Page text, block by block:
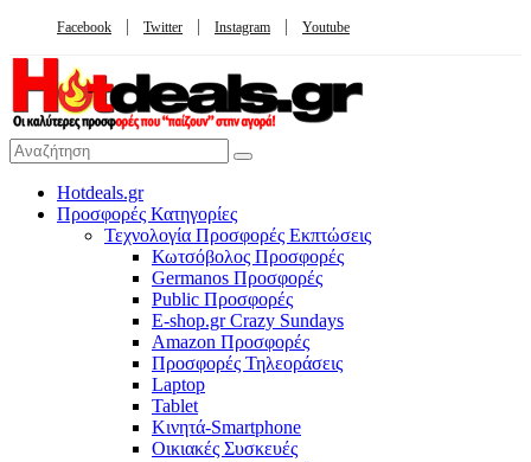
Facebook Twitter Instagram Youtube
Hotdeals.gr
Προσφορές Κατηγορίες
Τεχνολογία Προσφορές Εκπτώσεις
Κωτσόβολος Προσφορές
Germanos Προσφορές
Public Προσφορές
E-shop.gr Crazy Sundays
Amazon Προσφορές
Προσφορές Τηλεοράσεις
Laptop
Tablet
Κινητά-Smartphone
Οικιακές Συσκευές